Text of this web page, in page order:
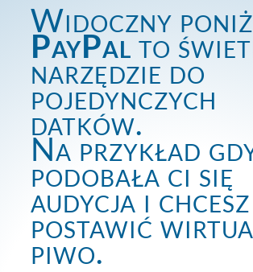
Widoczny
PayPal to
narzędzie do
pojedynczych
datków.
Na przykład
podobała ci się
audycja i chcesz
postawić
piwo.